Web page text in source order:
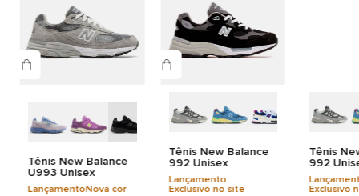
Detalhes do produto
CABEDAL: 49,66% COURO 30,65% TEXTIL 19,69% SINTETICO
FORRO: 100% TEXTIL PALMILHA: 80% TEXTIL 20% EVA SOLA: 80%
EVA 20% BORRACHA
Tênis New Balance
U993 Unisex
LançamentoNova cor
Tênis New Balance
992 Unisex
Lançamento
Exclusivo no site
Tênis
992
Exclusivo